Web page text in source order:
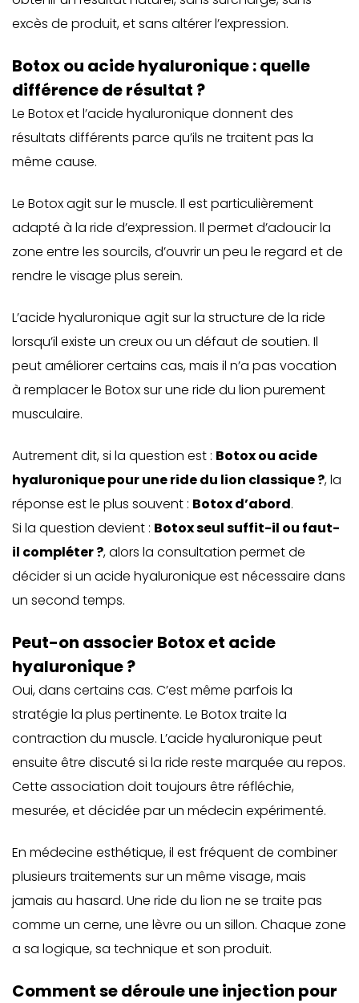
excès de produit, et sans altérer l’expression.
Botox ou acide hyaluronique : quelle
différence de résultat ?
Le Botox et l’acide hyaluronique donnent des
résultats différents parce qu’ils ne traitent pas la
même cause.
Le Botox agit sur le muscle. Il est particulièrement
adapté à la ride d’expression. Il permet d’adoucir la
zone entre les sourcils, d’ouvrir un peu le regard et de
rendre le visage plus serein.
L’acide hyaluronique agit sur la structure de la ride
lorsqu’il existe un creux ou un défaut de soutien. Il
peut améliorer certains cas, mais il n’a pas vocation
à remplacer le Botox sur une ride du lion purement
musculaire.
Autrement dit, si la question est : Botox ou acide
hyaluronique pour une ride du lion classique ?, la
réponse est le plus souvent : Botox d’abord.
Si la question devient : Botox seul suffit-il ou faut-
il compléter ?, alors la consultation permet de
décider si un acide hyaluronique est nécessaire dans
un second temps.
Peut-on associer Botox et acide
hyaluronique ?
Oui, dans certains cas. C’est même parfois la
stratégie la plus pertinente. Le Botox traite la
contraction du muscle. L’acide hyaluronique peut
ensuite être discuté si la ride reste marquée au repos.
Cette association doit toujours être réfléchie,
mesurée, et décidée par un médecin expérimenté.
En médecine esthétique, il est fréquent de combiner
plusieurs traitements sur un même visage, mais
jamais au hasard. Une ride du lion ne se traite pas
comme un cerne, une lèvre ou un sillon. Chaque zone
a sa logique, sa technique et son produit.
Comment se déroule une injection pour